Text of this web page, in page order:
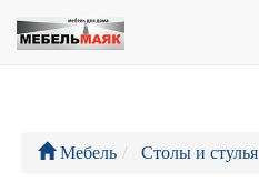
Мебель Столы и стулья